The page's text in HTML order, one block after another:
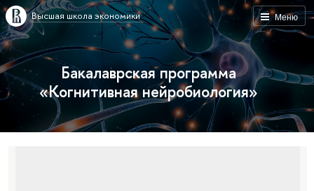
Меню
Высшая школа экономики
Бакалаврская программа
«Когнитивная нейробиология»